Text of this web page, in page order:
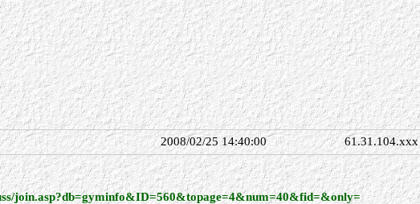
2008/02/25 14:40:00 61.31.104.xxx
join.asp?db=gyminfo&ID=560&topage=4&num=40&fid=&only=